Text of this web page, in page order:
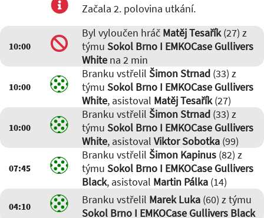
Začala 2. polovina utkání.
10:00
Byl vyloučen hráč Matěj Tesařík(27) z
týmu Sokol Brno I EMKOCase Gullivers
Whitena 2 min
10:00
Branku vstřelil Šimon Strnad(33) z
týmu Sokol Brno I EMKOCase Gullivers
White, asistoval Matěj Tesařík(27)
10:00
Branku vstřelil Šimon Strnad(33) z
týmu Sokol Brno I EMKOCase Gullivers
White, asistoval Viktor Sobotka(99)
07:45
Branku vstřelil Šimon Kapinus(82) z
týmu Sokol Brno I EMKOCase Gullivers
Black, asistoval Martin Pálka(14)
04:10 Branku vstřelil Marek Luka(60) z týmu
Sokol Brno I EMKOCase Gullivers Black